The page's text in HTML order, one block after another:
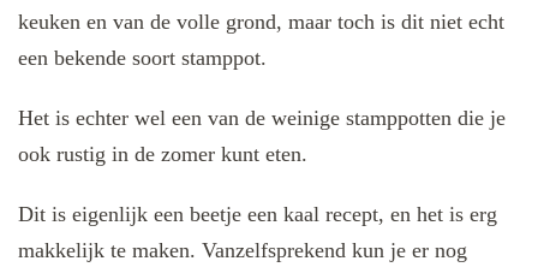
keuken en van de volle grond, maar toch is dit niet echt
een bekende soort stamppot.
Het is echter wel een van de weinige stamppotten die je
ook rustig in de zomer kunt eten.
Dit is eigenlijk een beetje een kaal recept, en het is erg
makkelijk te maken. Vanzelfsprekend kun je er nog